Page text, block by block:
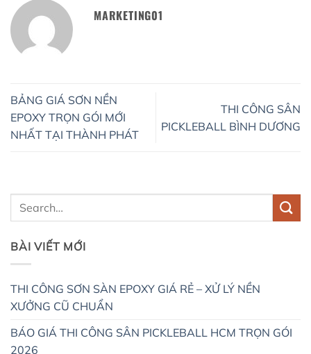
MARKETING01
BẢNG GIÁ SƠN NỀN
EPOXY TRỌN GÓI MỚI
NHẤT TẠI THÀNH PHÁT
THI CÔNG SÂN
PICKLEBALL BÌNH DƯƠNG
BÀI VIẾT MỚI
THI CÔNG SƠN SÀN EPOXY GIÁ RẺ – XỬ LÝ NỀN
XƯỞNG CŨ CHUẨN
BÁO GIÁ THI CÔNG SÂN PICKLEBALL HCM TRỌN GÓI
2026